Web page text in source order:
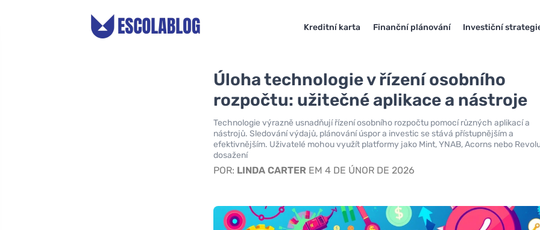
Kreditní karta Finanční plánování Investiční
Úloha technologie v řízení osobního
rozpočtu: užitečné aplikace a nástroje
Technologie výrazně usnadňují řízení osobního rozpočtu pomocí různých aplikací a
nástrojů. Sledování výdajů, plánování úspor a investic se stává přístupnějším a
efektivnějším. Uživatelé mohou využít platformy jako Mint, YNAB, Acorns nebo
dosažení
POR: LINDA CARTER EM 4 DE ÚNOR DE 2026